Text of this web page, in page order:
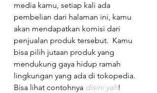
media kamu, setiap kali ada
pembelian dari halaman ini, kamu
akan mendapatkan komisi dari
penjualan produk tersebut.  Kamu
bisa pilih jutaan produk yang
mendukung gaya hidup ramah
lingkungan yang ada di tokopedia.
Bisa lihat contohnya disini yah!